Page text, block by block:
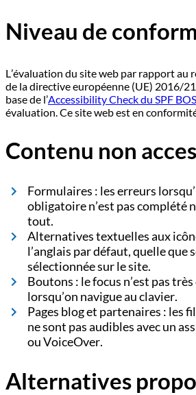
Niveau de
L’évaluation du site web par rapport au
de la directive européenne (UE) 2016/
base de l’Accessibility Check du SPF
évaluation. Ce site web est en
Contenu non
Formulaires : les erreurs
obligatoire n’est pas complété
tout.
Alternatives textuelles aux
l’anglais par défaut, quelle que
sélectionnée sur le site.
Boutons : le focus n’est pas
lorsqu’on navigue au clavier.
Pages blog et partenaires : les
ne sont pas audibles avec un
ou VoiceOver.
Alternatives